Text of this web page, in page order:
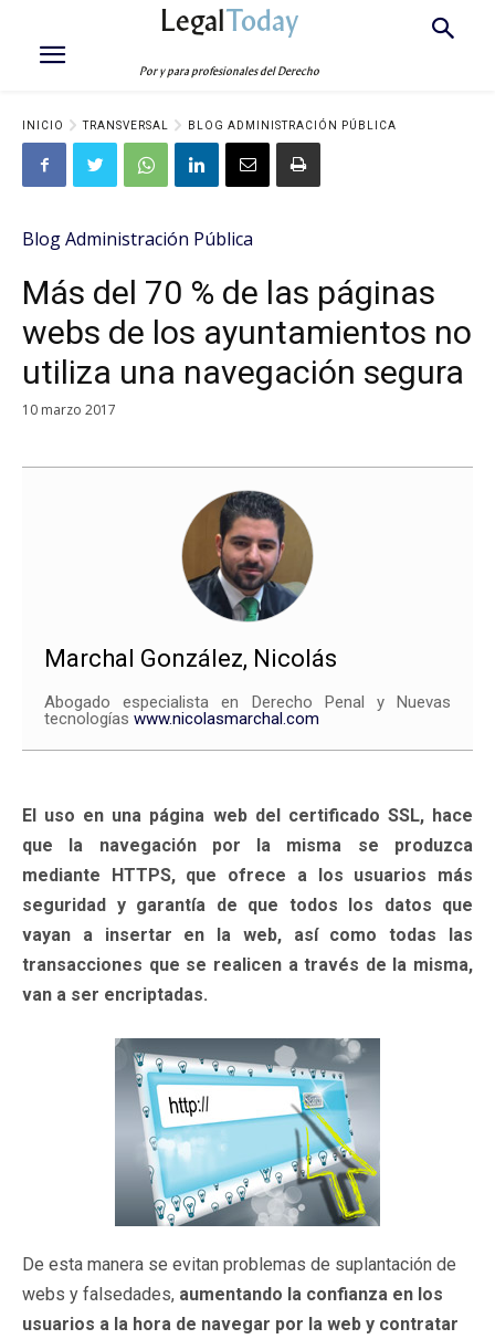
LegalToday
Por y para profesionales del Derecho
INICIO TRANSVERSAL BLOG ADMINISTRACIÓN PÚBLICA
Blog Administración Pública
Más del 70 % de las páginas
webs de los ayuntamientos no
utiliza una navegación segura
10 marzo 2017
Marchal González, Nicolás
Abogado especialista en Derecho Penal y Nuevas
tecnologías www.nicolasmarchal.com
El uso en una página web del certificado SSL, hace
que la navegación por la misma se produzca
mediante HTTPS, que ofrece a los usuarios más
seguridad y garantía de que todos los datos que
vayan a insertar en la web, así como todas las
transacciones que se realicen a través de la misma,
van a ser encriptadas.
De esta manera se evitan problemas de suplantación de
webs y falsedades, aumentando la confianza en los
usuarios a la hora de navegar por la web y contratar